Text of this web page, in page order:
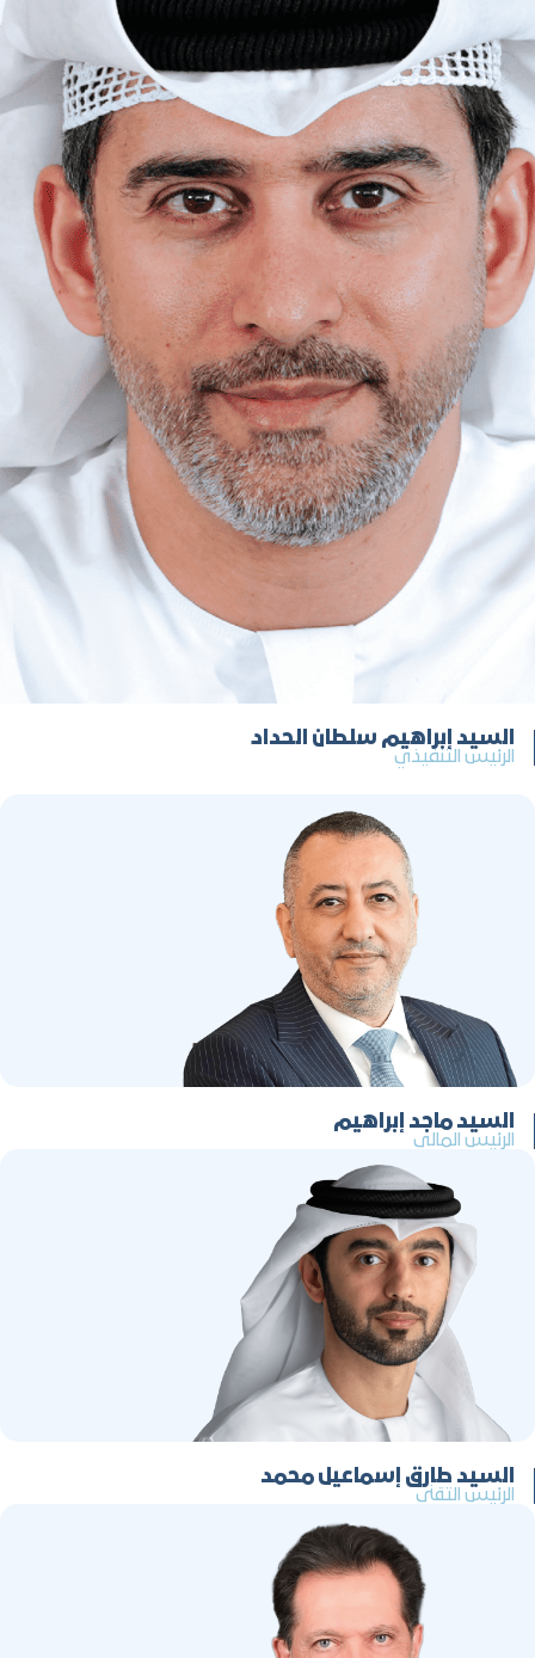
المراجعة التشغيلية
الحلول الرقمية
السيد إبراهيم سلطان الحداد
الرئيس التنفيذي
السيد ماجد إبراهيم
الرئيس المالي
السيد طارق إسماعيل محمد
الرئيس التقني